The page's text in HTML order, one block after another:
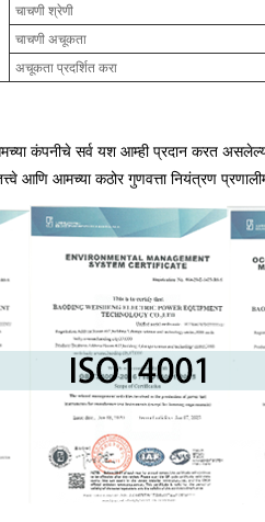
चाचणी श्रेणी
चाचणी अचूकता
अचूकता प्रदर्शित करा
कंपनीचे सर्व यश आम्ही प्रदान करत
आणि आमच्या कठोर गुणवत्ता नियंत्रण